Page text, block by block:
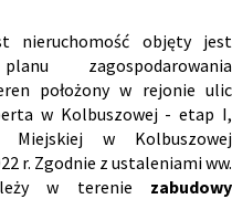
nieruchomość objęty jest
zagospodarowania
położony w rejonie ulic
w Kolbuszowej - etap I,
Miejskiej w Kolbuszowej
r. Zgodnie z ustaleniami ww.
w terenie zabudowy